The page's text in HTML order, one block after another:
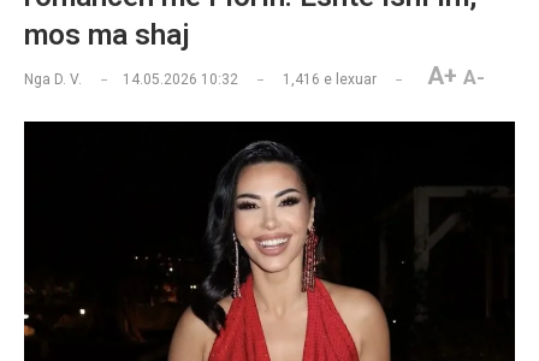
mos ma shaj
Nga D. V. 14.05.2026 10:32 1,416 e lexuar A+ A-